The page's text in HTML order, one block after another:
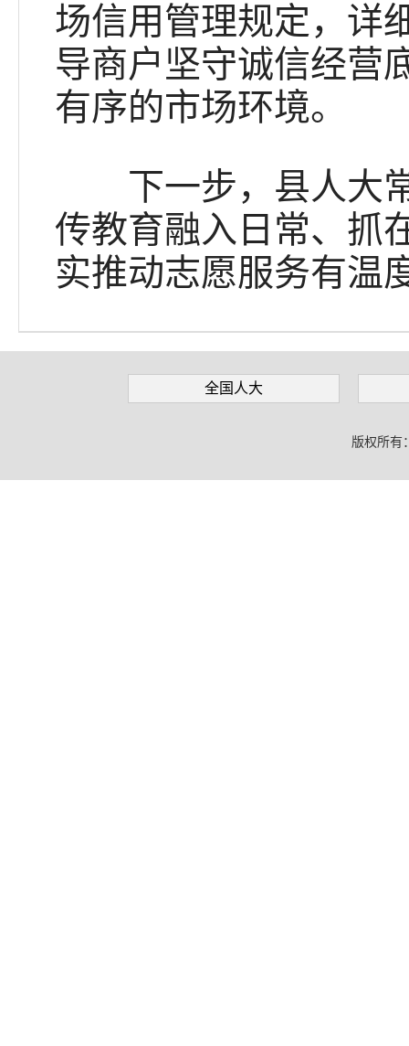
场信用管理规定，详
导商户坚守诚信经营
有序的市场环境。
下一步，县人大常
传教育融入日常、抓
实推动志愿服务有温
全国人大
版权所